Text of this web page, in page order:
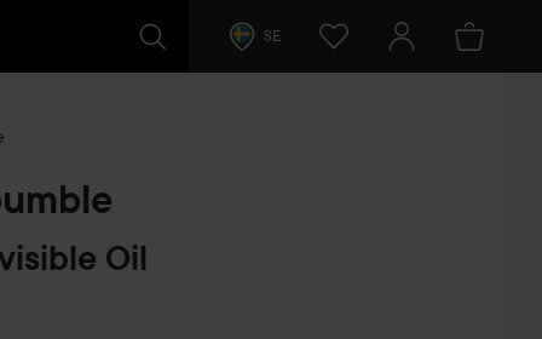
SE
Oil